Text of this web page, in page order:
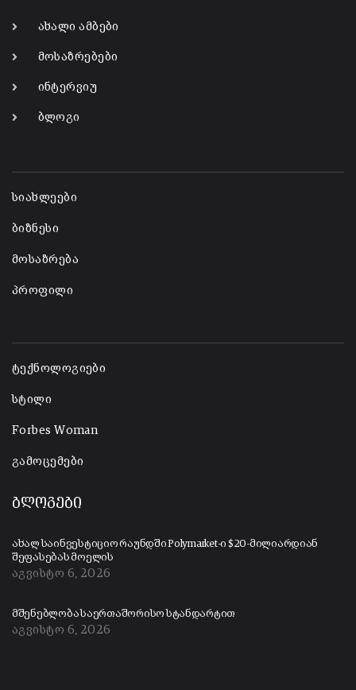
ახალი ამბები
მოსაზრებები
ინტერვიუ
ბლოგი
სიახლეები
ბიზნესი
მოსაზრება
პროფილი
ტექნოლოგიები
სტილი
Forbes Woman
გამოცემები
ბლოგები
ახალ საინვესტიციო რაუნდში Polymarket-ი $20-მილიარდიან
შეფასებას მოელის
აგვისტო 6, 2026
მშენებლობა საერთაშორისო სტანდარტით
აგვისტო 6, 2026